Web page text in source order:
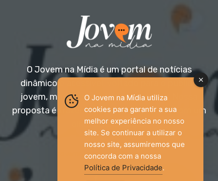
O Jovem na Mídia é um portal de notícias
dinâmico e acessível, voltado para o público
jovem, mas aberto a todas as idades. Nossa
proposta é trazer informação relevante com um
olhar diferenciado.
Entre em contato:
jovemnamidia2017@gmail.com
O Jovem na Mídia utiliza
cookies para garantir a sua
melhor experiência no nosso
site. Se continuar a utilizar o
nosso site, assumiremos que
concorda com a nossa
Política de Privacidade.